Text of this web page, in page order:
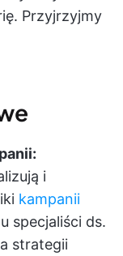
Przyjrzyjmy
i
kampanii
specjaliści ds.
strategii